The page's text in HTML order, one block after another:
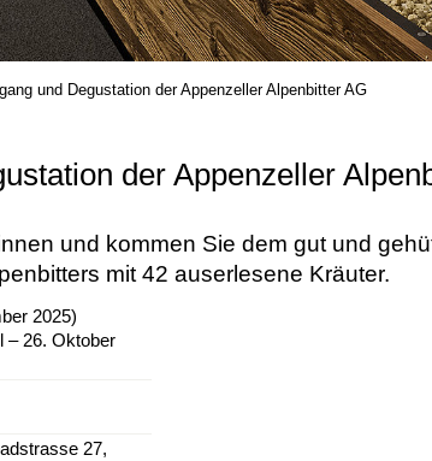
und Degustation der Appenzeller Alpenbitter AG
der Appenzeller
und kommen Sie dem gut und
mit 42 auserlesene Kräuter.
2025)
– 26. Oktober
27,